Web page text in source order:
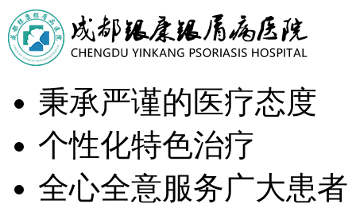
秉承严谨的医疗态度
个性化特色治疗
全心全意服务广大患者